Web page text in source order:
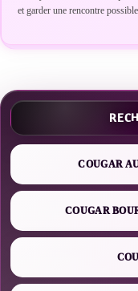
et garder une rencontre
COUGAR
COUGAR